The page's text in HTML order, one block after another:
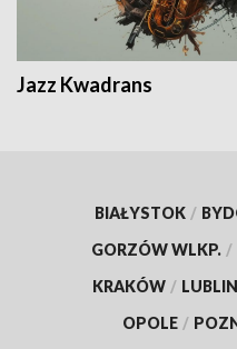
Jazz Kwadrans
BIAŁYSTOK /
GORZÓW WLKP. /
KRAKÓW / LUBLIN
OPOLE /